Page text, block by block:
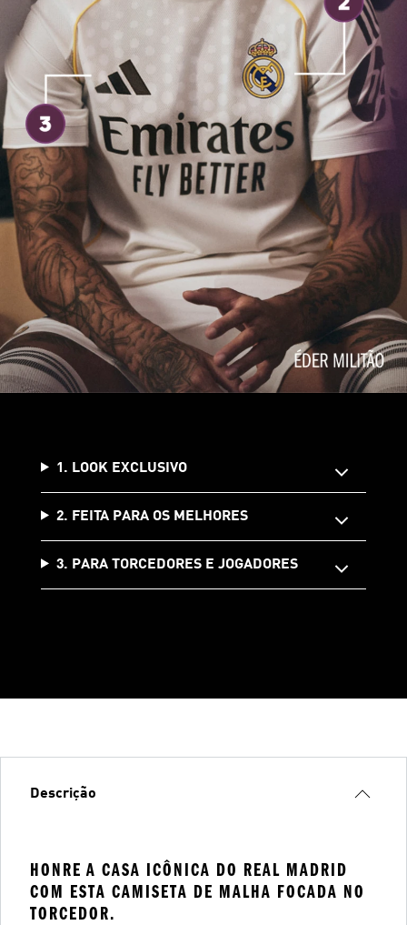
1. LOOK EXCLUSIVO
2. FEITA PARA OS MELHORES
3. PARA TORCEDORES E JOGADORES
Descrição
HONRE A CASA ICÔNICA DO REAL MADRID
COM ESTA CAMISETA DE MALHA FOCADA NO
TORCEDOR.